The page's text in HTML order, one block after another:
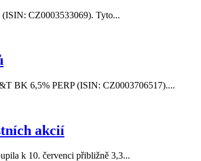
CZ0003533069). Tyto...
BK 6,5% PERP (ISIN: CZ0003706517)....
akcií
k 10. červenci přibližně 3,3...